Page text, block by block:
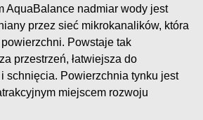
AquaBalance nadmiar wody jest
przez sieć mikrokanalików, która
Powstaje tak
przestrzeń, łatwiejsza do
schnięcia. Powierzchnia tynku jest
miejscem rozwoju